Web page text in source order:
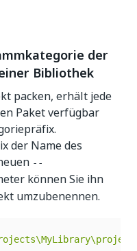
der
Bibliothek
packen, erhält jede
Paket verfügbar
der Name des
--
können Sie ihn
umzubenennen.